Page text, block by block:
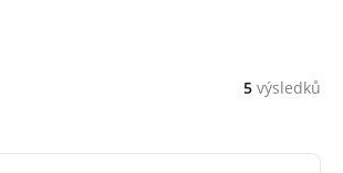
5 výsledků